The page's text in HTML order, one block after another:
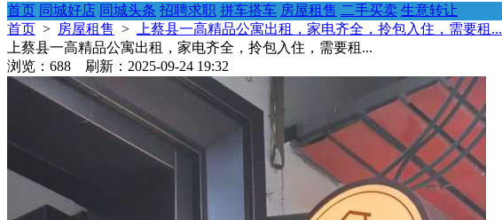
首页 同城好店 同城头条 招聘求职 拼车搭车 房屋租售 二手买卖 生意转让
首页 > 房屋租售 >
上蔡县一高精品公寓出租，家电齐全，拎包入住，需要租...
上蔡县一高精品公寓出租，家电齐全，拎包入住，需要租...
浏览：688 刷新：2025-09-24 19:32